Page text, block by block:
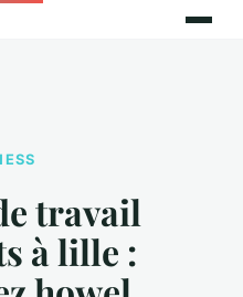
travail
à lille :